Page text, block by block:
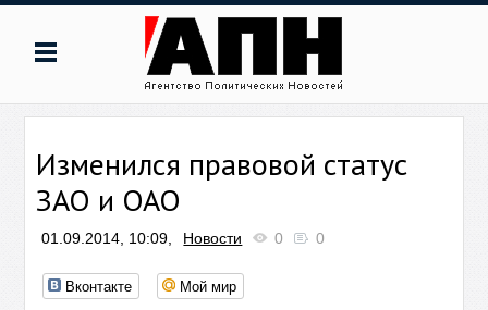
Изменился правовой статус
ЗАО и ОАО
01.09.2014, 10:09, Новости 0 0
Вконтакте Мой мир